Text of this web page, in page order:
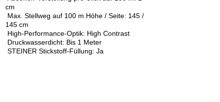
cm
Max. Stellweg auf 100 m Höhe / Seite: 145 /
145 cm
High-Performance-Optik: High Contrast
Druckwasserdicht: Bis 1 Meter
STEINER Stickstoff-Füllung: Ja